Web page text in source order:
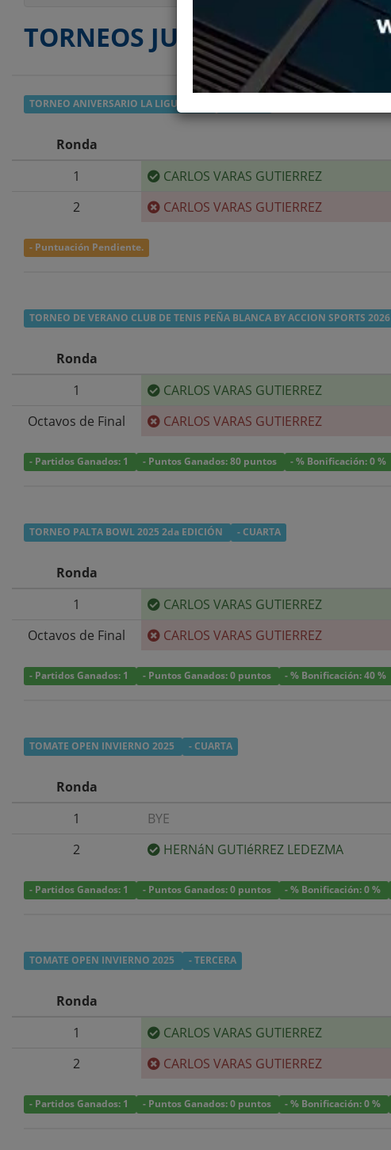
TORNEOS JUGADOS
TORNEO ANIVERSARIO LA LIGUA 2026
Ronda
1
CARLOS VARAS GUTIERREZ
2 CARLOS VARAS GUTIERREZ
- Puntuación Pendiente.
TORNEO DE VERANO CLUB DE TENIS PEÑA BLANCA BY ACCION SPORTS 2026
Ronda
1
CARLOS VARAS GUTIERREZ
Octavos de Final CARLOS VARAS GUTIERREZ
- Partidos Ganados: 1 - Puntos Ganados: 80 puntos - % Bonificación: 0 %
TORNEO PALTA BOWL 2025 2da EDICIÓN - CUARTA
Ronda
1
CARLOS VARAS GUTIERREZ
Octavos de Final CARLOS VARAS GUTIERREZ
- Partidos Ganados: 1 - Puntos Ganados: 0 puntos - % Bonificación: 40 %
TOMATE OPEN INVIERNO 2025 - CUARTA
Ronda
1
BYE
2 HERNáN GUTIéRREZ LEDEZMA
- Partidos Ganados: 1 - Puntos Ganados: 0 puntos - % Bonificación: 0 %
TOMATE OPEN INVIERNO 2025 - TERCERA
Ronda
1
CARLOS VARAS GUTIERREZ
2 CARLOS VARAS GUTIERREZ
- Partidos Ganados: 1 - Puntos Ganados: 0 puntos - % Bonificación: 0 %